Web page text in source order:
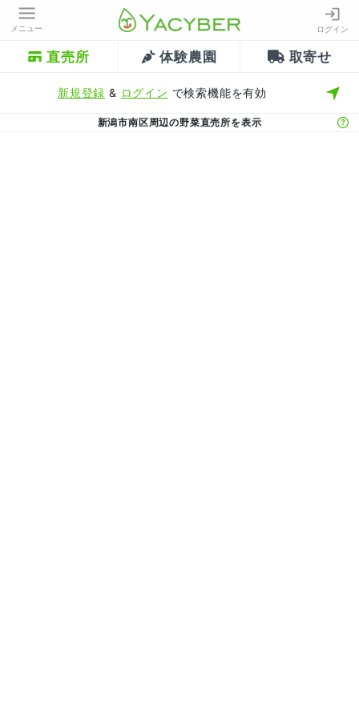
メニュー ログイン
直売所 体験農園 取寄せ
新規登録 & ログイン で検索機能を有効
新潟市南区周辺の野菜直売所を表示